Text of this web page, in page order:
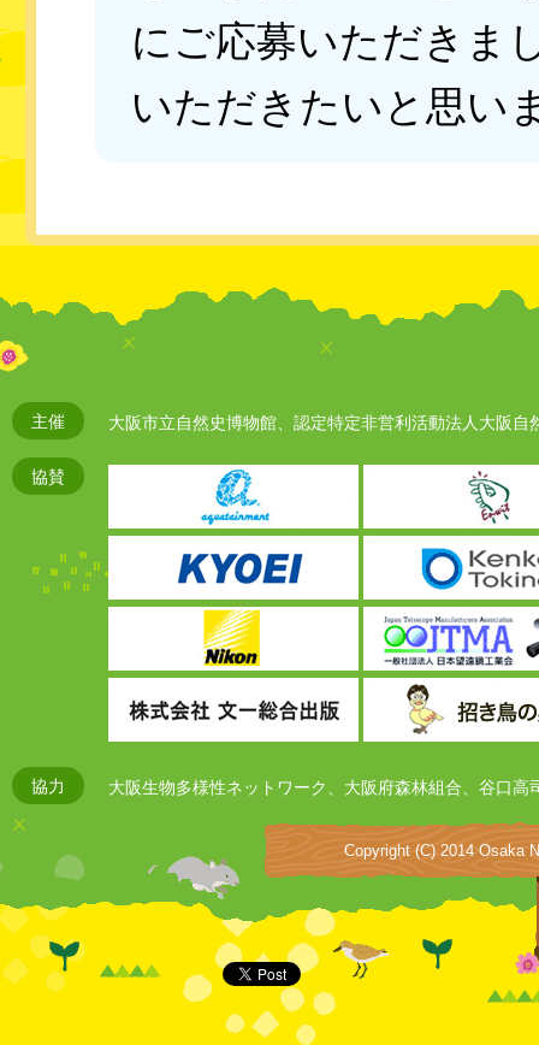
にご応募いただきま
いただきたいと思い
主催 大阪市立自然史博物館、認定特定非営利活動法人大阪自
協賛
協力 大阪生物多様性ネットワーク、大阪府森林組合、谷口
Copyright (C) 2014 Osaka